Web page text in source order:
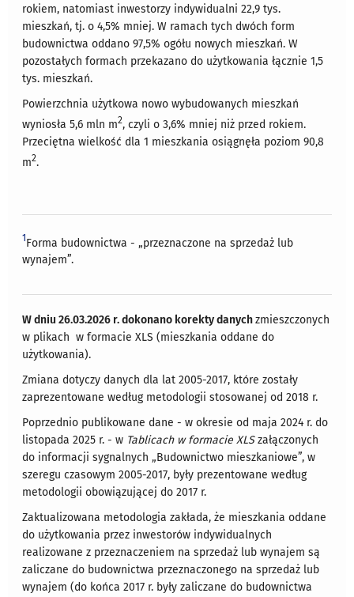
rokiem, natomiast inwestorzy indywidualni 22,9 tys.
mieszkań, tj. o 4,5% mniej. W ramach tych dwóch form
budownictwa oddano 97,5% ogółu nowych mieszkań. W
pozostałych formach przekazano do użytkowania łącznie 1,5
tys. mieszkań.
Powierzchnia użytkowa nowo wybudowanych mieszkań
wyniosła 5,6 mln m2, czyli o 3,6% mniej niż przed rokiem.
Przeciętna wielkość dla 1 mieszkania osiągnęła poziom 90,8
m2.
1 Forma budownictwa - „przeznaczone na sprzedaż lub
wynajem”.
W dniu 26.03.2026 r. dokonano korekty danychzmieszczonych
w plikach w formacie XLS (mieszkania oddane do
użytkowania).
Zmiana dotyczy danych dla lat 2005-2017, które zostały
zaprezentowane według metodologii stosowanej od 2018 r.
Poprzednio publikowane dane - w okresie od maja 2024 r. do
listopada 2025 r. - w Tablicach w formacie XLSzałączonych
do informacji sygnalnych „Budownictwo mieszkaniowe”, w
szeregu czasowym 2005-2017, były prezentowane według
metodologii obowiązującej do 2017 r.
Zaktualizowana metodologia zakłada, że mieszkania oddane
do użytkowania przez inwestorów indywidualnych
realizowane z przeznaczeniem na sprzedaż lub wynajem są
zaliczane do budownictwa przeznaczonego na sprzedaż lub
wynajem (do końca 2017 r. były zaliczane do budownictwa